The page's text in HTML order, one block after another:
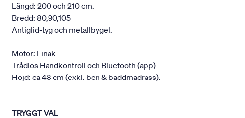
Längd: 200 och 210 cm.
Bredd: 80,90,105
Antiglid-tyg och metallbygel.
Motor: Linak
Trådlös Handkontroll och Bluetooth (app)
Höjd: ca 48 cm (exkl. ben & bäddmadrass).
TRYGGT VAL